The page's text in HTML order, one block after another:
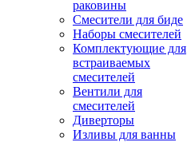
раковины
Смесители для биде
Наборы смесителей
Комплектующие для
встраиваемых
смесителей
Вентили для
смесителей
Диверторы
Изливы для ванны